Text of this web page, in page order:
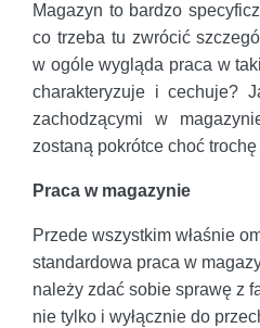
Magazyn to bardzo
co trzeba tu zwrócić
w ogóle wygląda praca w
charakteryzuje i cechuje?
zachodzącymi w
zostaną pokrótce choć
Praca w magazynie
Przede wszystkim właśnie
standardowa praca w
należy zdać sobie sprawę z
nie tylko i wyłącznie do